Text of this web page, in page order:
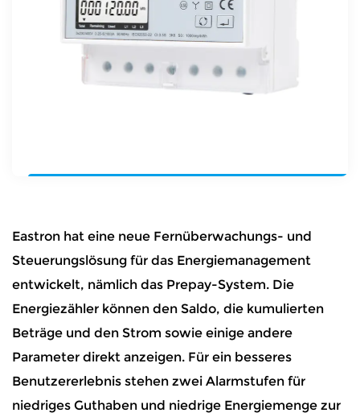
Eastron hat eine neue Fernüberwachungs- und
Steuerungslösung für das Energiemanagement
entwickelt, nämlich das Prepay-System. Die
Energiezähler können den Saldo, die kumulierten
Beträge und den Strom sowie einige andere
Parameter direkt anzeigen. Für ein besseres
Benutzererlebnis stehen zwei Alarmstufen für
niedriges Guthaben und niedrige Energiemenge zur